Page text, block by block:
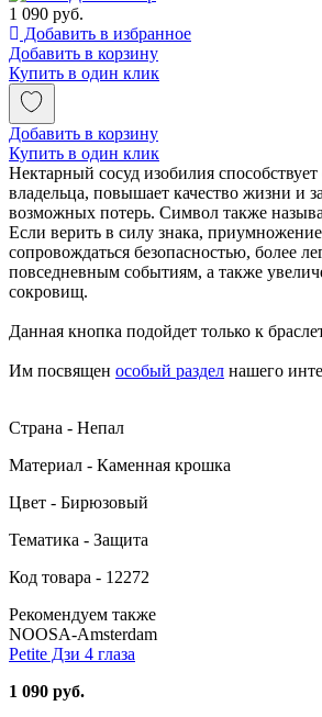
1 090 руб.
Добавить в избранное
Добавить в корзину
Купить в один клик
Добавить в корзину
Купить в один клик
Нектарный сосуд изобилия
владельца, повышает качество жизни и
возможных потерь. Символ также
Если верить в силу знака, приумножение
сопровождаться безопасностью, более
повседневным событиям, а также
сокровищ.
Данная кнопка подойдет только к
Им посвящен особый раздел нашего
Страна - Непал
Материал - Каменная крошка
Цвет - Бирюзовый
Тематика - Защита
Код товара - 12272
Рекомендуем также
NOOSA-Amsterdam
Petite Дзи 4 глаза
1 090 руб.